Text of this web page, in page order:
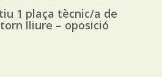
1 plaça tècnic/a de
lliure – oposició